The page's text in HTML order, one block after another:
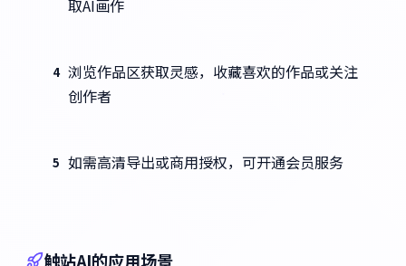
取AI画作
4 浏览作品区获取灵感，收藏喜欢的作品或关注
创作者
5 如需高清导出或商用授权，可开通会员服务
触站AI的应用场景